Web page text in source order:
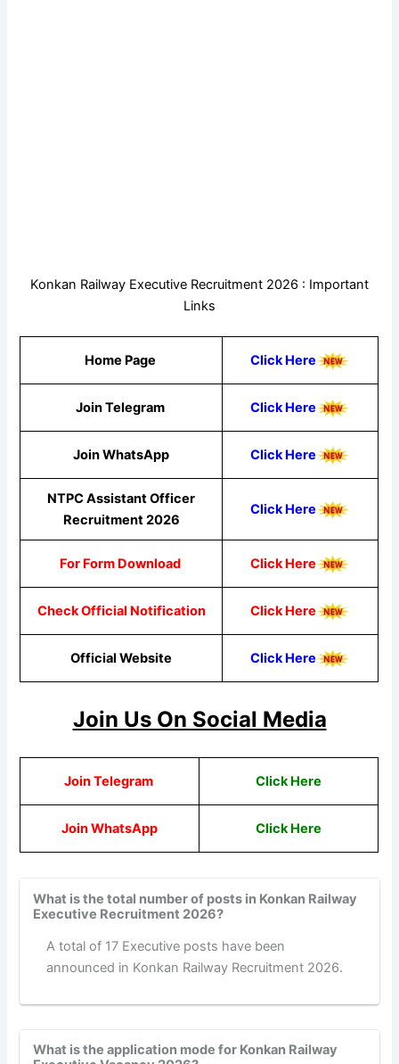
Konkan Railway Executive Recruitment 2026 : Important
Links
Home Page Click Here
Join Telegram Click Here
Join WhatsApp ClickHere
NTPC Assistant Officer
Recruitment 2026
Click Here
For Form Download Click Here
Check Official Notification Click Here
Official Website Click Here
Join Us On Social Media
Join Telegram Click Here
Join WhatsApp ClickHere
What is the total number of posts in Konkan Railway
Executive Recruitment 2026?
A total of 17 Executive posts have been
announced in Konkan Railway Recruitment 2026.
What is the application mode for Konkan Railway